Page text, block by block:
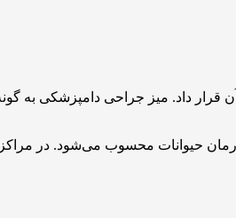
قرار داد. میز جراحی دامپزشکی به
حیوانات محسوب می‌شود. در مراکز